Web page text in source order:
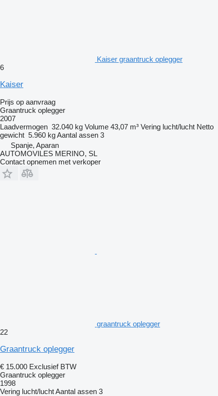
Kaiser graantruck oplegger
6
Kaiser
Prijs op aanvraag
Graantruck oplegger
2007
Laadvermogen 32.040 kg Volume 43,07 m³ Vering lucht/lucht Netto
gewicht 5.960 kgAantal assen 3
Spanje, Aparan
AUTOMOVILES MERINO, SL
Contact opnemen met verkoper
graantruck oplegger
22
Graantruck oplegger
€ 15.000 Exclusief BTW
Graantruck oplegger
1998
Vering lucht/luchtAantal assen 3